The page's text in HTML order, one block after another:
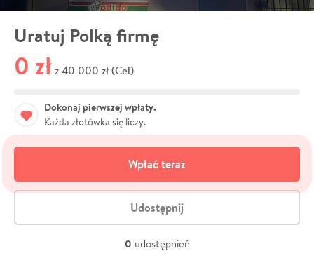
Uratuj Polką firmę
0 zł z 40 000 zł (Cel)
Dokonaj pierwszej wpłaty.
Każda złotówka się liczy.
Wpłać teraz
Udostępnij
0 udostępnień